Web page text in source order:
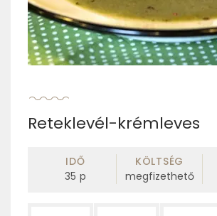
Reteklevél-krémleves
IDŐ
35 p
KÖLTSÉG
megfizethető